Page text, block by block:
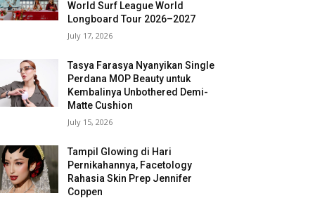
World Surf League World
Longboard Tour 2026–2027
July 17, 2026
Tasya Farasya Nyanyikan Single
Perdana MOP Beauty untuk
Kembalinya Unbothered Demi-
Matte Cushion
July 15, 2026
Tampil Glowing di Hari
Pernikahannya, Facetology
Rahasia Skin Prep Jennifer
Coppen